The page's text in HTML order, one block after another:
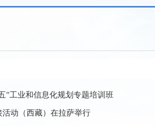
”工业和信息化规划专题培训班
活动（西藏）在拉萨举行